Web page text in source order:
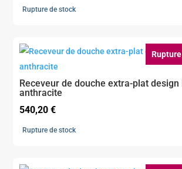
Rupture de stock
Receveur de douche extra-plat design
anthracite
540,20€
Rupture de stock